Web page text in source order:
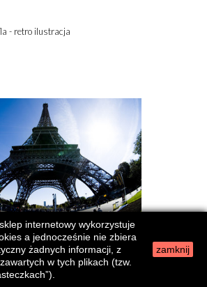
- retro ilustracja
internetowy wykorzystuje
a jednocześnie nie zbiera
żadnych informacji, z
w tych plikach (tzw.
zamknij